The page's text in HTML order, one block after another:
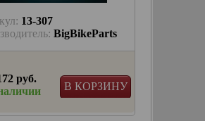
13-307
BigBikeParts
В КОРЗИНУ
руб.